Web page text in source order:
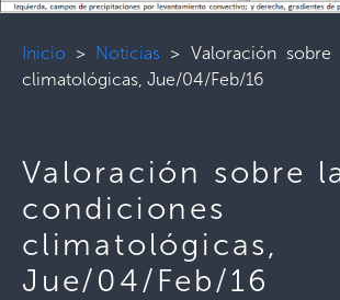
Inicio > Noticias > Valoración
climatológicas, Jue/04/Feb/16
Valoración sobre
condiciones
climatológicas,
Jue/04/Feb/16